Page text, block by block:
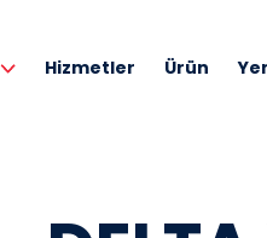
Hizmetler Ürün